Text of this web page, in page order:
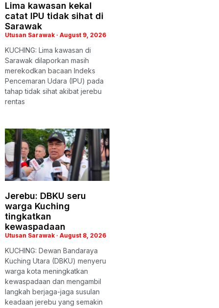
Lima kawasan kekal
catat IPU tidak sihat di
Sarawak
Utusan Sarawak August 9, 2026
KUCHING: Lima kawasan di
Sarawak dilaporkan masih
merekodkan bacaan Indeks
Pencemaran Udara (IPU) pada
tahap tidak sihat akibat jerebu
rentas
Jerebu: DBKU seru
warga Kuching
tingkatkan
kewaspadaan
Utusan Sarawak August 8, 2026
KUCHING: Dewan Bandaraya
Kuching Utara (DBKU) menyeru
warga kota meningkatkan
kewaspadaan dan mengambil
langkah berjaga-jaga susulan
keadaan jerebu yang semakin